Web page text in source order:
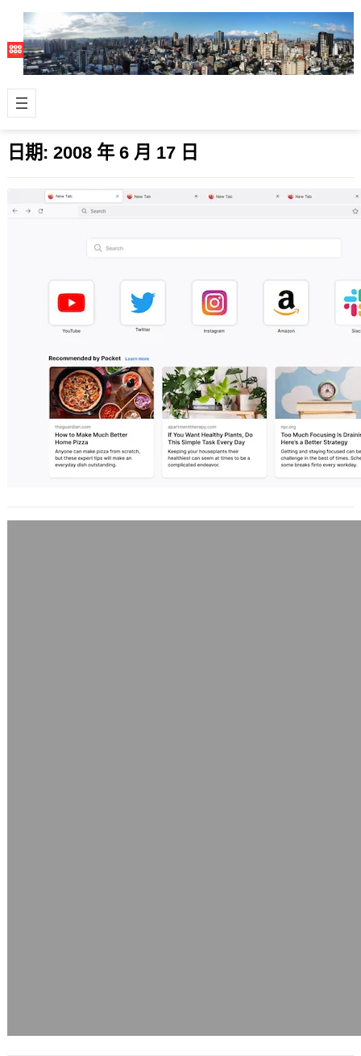
日期: 2008 年 6 月 17 日
Firefox 3正式版釋出，Download Day全
了，將在Mozilla官方訂出的Download
Day日子裡，開…